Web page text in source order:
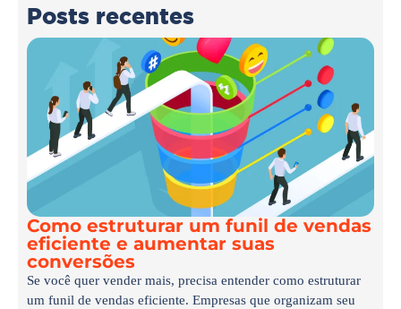
Posts recentes
Como estruturar um funil de vendas
eficiente e aumentar suas
conversões
Se você quer vender mais, precisa entender como estruturar
um funil de vendas eficiente. Empresas que organizam seu